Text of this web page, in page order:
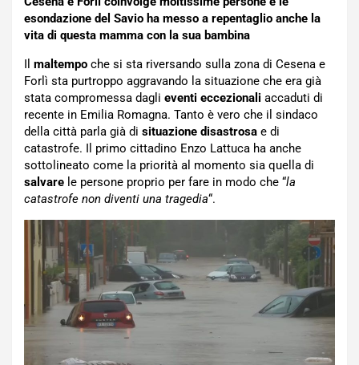
esondazione del Savio ha messo a repentaglio anche la
vita di questa mamma con la sua bambina
Il maltempo che si sta riversando sulla zona di Cesena e
Forlì sta purtroppo aggravando la situazione che era già
stata compromessa dagli eventi eccezionali accaduti di
recente in Emilia Romagna. Tanto è vero che il sindaco
della città parla già di situazione disastrosa e di
catastrofe. Il primo cittadino Enzo Lattuca ha anche
sottolineato come la priorità al momento sia quella di
salvare le persone proprio per fare in modo che “la
catastrofe non diventi una tragedia“.